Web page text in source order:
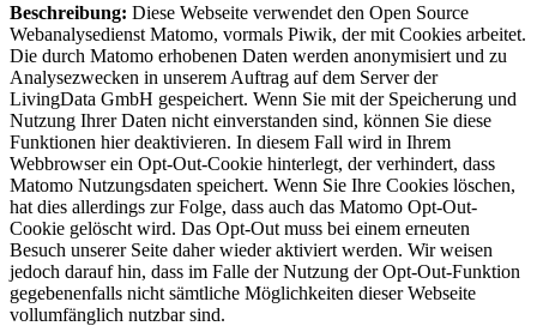
Beschreibung: Diese Webseite verwendet den Open Source
Webanalysedienst Matomo, vormals Piwik, der mit Cookies arbeitet.
Die durch Matomo erhobenen Daten werden anonymisiert und zu
Analysezwecken in unserem Auftrag auf dem Server der
LivingData GmbH gespeichert. Wenn Sie mit der Speicherung und
Nutzung Ihrer Daten nicht einverstanden sind, können Sie diese
Funktionen hier deaktivieren. In diesem Fall wird in Ihrem
Webbrowser ein Opt-Out-Cookie hinterlegt, der verhindert, dass
Matomo Nutzungsdaten speichert. Wenn Sie Ihre Cookies löschen,
hat dies allerdings zur Folge, dass auch das Matomo Opt-Out-
Cookie gelöscht wird. Das Opt-Out muss bei einem erneuten
Besuch unserer Seite daher wieder aktiviert werden. Wir weisen
jedoch darauf hin, dass im Falle der Nutzung der Opt-Out-Funktion
gegebenenfalls nicht sämtliche Möglichkeiten dieser Webseite
vollumfänglich nutzbar sind.